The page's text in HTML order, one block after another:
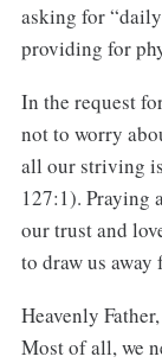
asking for
providing for
In the request
not to worry
all our striving
127:1). Praying
our trust and
to draw us away
Heavenly
Most of all, we